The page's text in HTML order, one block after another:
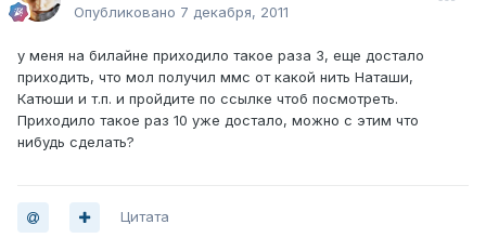
Опубликовано 7 декабря, 2011
у меня на билайне приходило такое раза 3, еще достало
приходить, что мол получил ммс от какой нить Наташи,
Катюши и т.п. и пройдите по ссылке чтоб посмотреть.
Приходило такое раз 10 уже достало, можно с этим что
нибудь сделать?
Цитата